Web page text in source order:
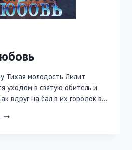
Тихая молодость Лилит
уходом в святую обитель и
вдруг на бал в их городок в…
ДЕМОНОВА